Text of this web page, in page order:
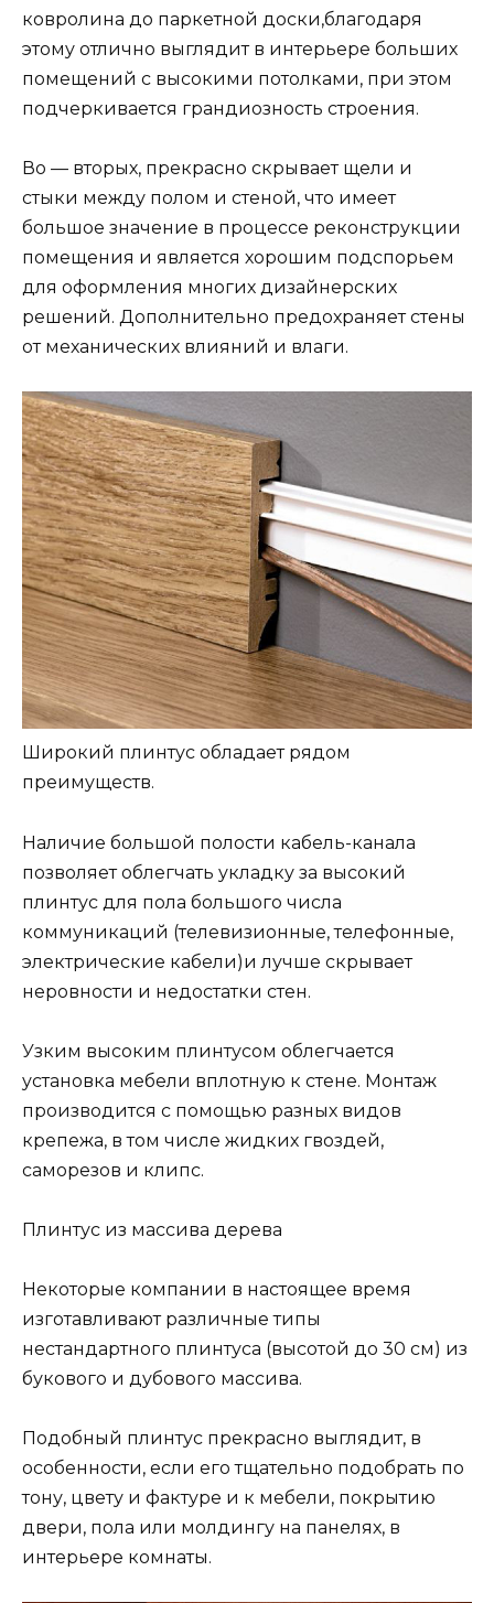
ковролина до паркетной доски,благодаря
этому отлично выглядит в интерьере больших
помещений с высокими потолками, при этом
подчеркивается грандиозность строения.
Во — вторых, прекрасно скрывает щели и
стыки между полом и стеной, что имеет
большое значение в процессе реконструкции
помещения и является хорошим подспорьем
для оформления многих дизайнерских
решений. Дополнительно предохраняет стены
от механических влияний и влаги.
Широкий плинтус обладает рядом
преимуществ.
Наличие большой полости кабель-канала
позволяет облегчать укладку за высокий
плинтус для пола большого числа
коммуникаций (телевизионные, телефонные,
электрические кабели)и лучше скрывает
неровности и недостатки стен.
Узким высоким плинтусом облегчается
установка мебели вплотную к стене. Монтаж
производится с помощью разных видов
крепежа, в том числе жидких гвоздей,
саморезов и клипс.
Плинтус из массива дерева
Некоторые компании в настоящее время
изготавливают различные типы
нестандартного плинтуса (высотой до 30 см) из
букового и дубового массива.
Подобный плинтус прекрасно выглядит, в
особенности, если его тщательно подобрать по
тону, цвету и фактуре и к мебели, покрытию
двери, пола или молдингу на панелях, в
интерьере комнаты.